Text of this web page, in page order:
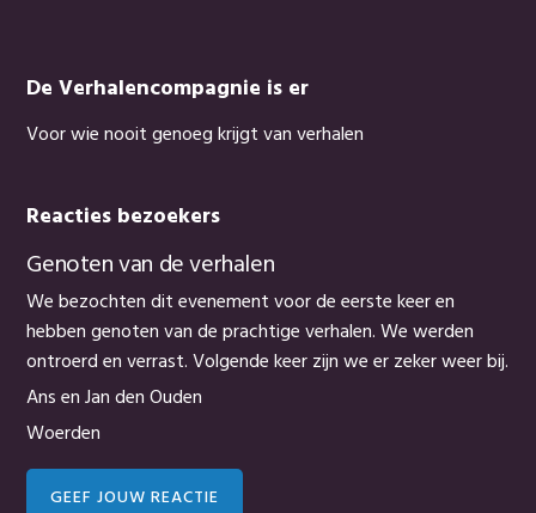
De Verhalencompagnie is er
Voor wie nooit genoeg krijgt van verhalen
Reacties bezoekers
Genoten van de verhalen
We bezochten dit evenement voor de eerste keer en
hebben genoten van de prachtige verhalen. We werden
ontroerd en verrast. Volgende keer zijn we er zeker weer bij.
Ans en Jan den Ouden
Woerden
GEEF JOUW REACTIE